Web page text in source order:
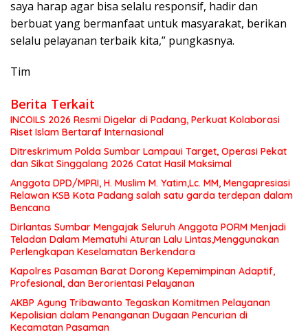
saya harap agar bisa selalu responsif, hadir dan
berbuat yang bermanfaat untuk masyarakat, berikan
selalu pelayanan terbaik kita,” pungkasnya.
Tim
Berita Terkait
INCOILS 2026 Resmi Digelar di Padang, Perkuat Kolaborasi
Riset Islam Bertaraf Internasional
Ditreskrimum Polda Sumbar Lampaui Target, Operasi Pekat
dan Sikat Singgalang 2026 Catat Hasil Maksimal
Anggota DPD/MPRI, H. Muslim M. Yatim,Lc. MM, Mengapresiasi
Relawan KSB Kota Padang salah satu garda terdepan dalam
Bencana
Dirlantas Sumbar Mengajak Seluruh Anggota PORM Menjadi
Teladan Dalam Mematuhi Aturan Lalu Lintas,Menggunakan
Perlengkapan Keselamatan Berkendara
Kapolres Pasaman Barat Dorong Kepemimpinan Adaptif,
Profesional, dan Berorientasi Pelayanan
AKBP Agung Tribawanto Tegaskan Komitmen Pelayanan
Kepolisian dalam Penanganan Dugaan Pencurian di
Kecamatan Pasaman